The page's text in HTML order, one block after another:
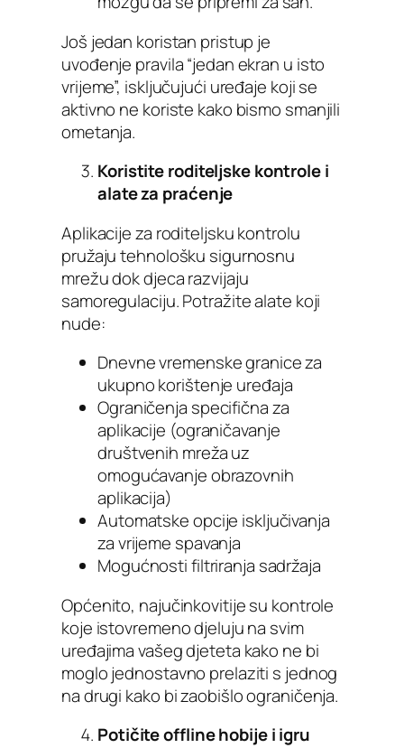
Još jedan koristan pristup je
uvođenje pravila “jedan ekran u isto
vrijeme”, isključujući uređaje koji se
aktivno ne koriste kako bismo smanjili
ometanja.
Koristite roditeljske kontrole i
alate za praćenje
Aplikacije za roditeljsku kontrolu
pružaju tehnološku sigurnosnu
mrežu dok djeca razvijaju
samoregulaciju. Potražite alate koji
nude:
Dnevne vremenske granice za
ukupno korištenje uređaja
Ograničenja specifična za
aplikacije (ograničavanje
društvenih mreža uz
omogućavanje obrazovnih
aplikacija)
Automatske opcije isključivanja
za vrijeme spavanja
Mogućnosti filtriranja sadržaja
Općenito, najučinkovitije su kontrole
koje istovremeno djeluju na svim
uređajima vašeg djeteta kako ne bi
moglo jednostavno prelaziti s jednog
na drugi kako bi zaobišlo ograničenja.
Potičite offline hobije i igru